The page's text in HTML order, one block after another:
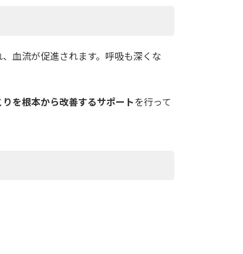
血流が促進されます。呼吸も深くな
を根本から改善するサポートを行って